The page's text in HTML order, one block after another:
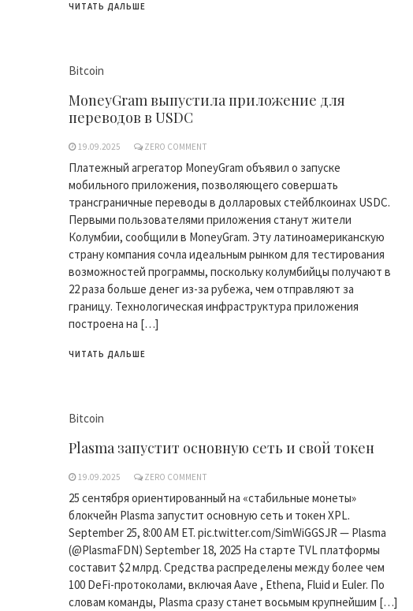
ЧИТАТЬ ДАЛЬШЕ
Bitcoin
MoneyGram выпустила приложение для
переводов в USDC
19.09.2025 ZERO COMMENT
Платежный агрегатор MoneyGram объявил о запуске
мобильного приложения, позволяющего совершать
трансграничные переводы в долларовых стейблкоинах USDC.
Первыми пользователями приложения станут жители
Колумбии, сообщили в MoneyGram. Эту латиноамериканскую
страну компания сочла идеальным рынком для тестирования
возможностей программы, поскольку колумбийцы получают в
22 раза больше денег из-за рубежа, чем отправляют за
границу. Технологическая инфраструктура приложения
построена на […]
ЧИТАТЬ ДАЛЬШЕ
Bitcoin
Plasma запустит основную сеть и свой токен
19.09.2025 ZERO COMMENT
25 сентября ориентированный на «стабильные монеты»
блокчейн Plasma запустит основную сеть и токен XPL.
September 25, 8:00 AM ET. pic.twitter.com/SimWiGGSJR — Plasma
(@PlasmaFDN) September 18, 2025 На старте TVL платформы
составит $2 млрд. Средства распределены между более чем
100 DeFi-протоколами, включая Aave , Ethena, Fluid и Euler. По
словам команды, Plasma сразу станет восьмым крупнейшим […]